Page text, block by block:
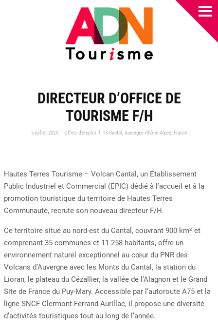
DIRECTEUR D’OFFICE DE
TOURISME F/H
5 juillet 2024 | Offres d’emploi | 15-Cantal , Auvergne-Rhône-Alpes, France
Hautes Terres Tourisme – Volcan Cantal, un Établissement
Public Industriel et Commercial (EPIC) dédié à l’accueil et à la
promotion touristique du territoire de Hautes Terres
Communauté, recrute son nouveau directeur F/H.
Ce territoire situé au nord-est du Cantal, couvrant 900 km² et
comprenant 35 communes et 11 258 habitants, offre un
environnement naturel exceptionnel au cœur du PNR des
Volcans d’Auvergne avec les Monts du Cantal, la station du
Lioran, le plateau du Cézallier, la vallée de l’Alagnon et le Grand
Site de France du Puy-Mary. Accessible par l’autoroute A75 et la
ligne SNCF Clermont-Ferrand-Aurillac, il propose une diversité
d’activités touristiques tout au long de l’année.